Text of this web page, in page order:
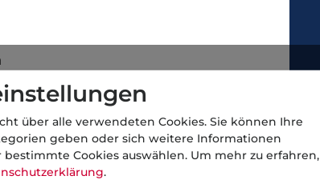
ein Monat
über alle verwendeten Cookies. Sie können Ihre
geben oder sich weitere Informationen
Cookies auswählen. Um mehr zu erfahren,
.